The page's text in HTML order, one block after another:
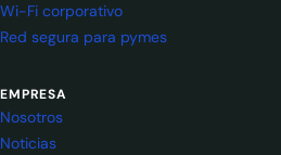
Wi-Fi corporativo
Red segura para pymes
EMPRESA
Nosotros
Noticias